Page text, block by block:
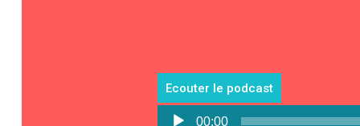
Ecouter le podcast
Lecteur
00:00